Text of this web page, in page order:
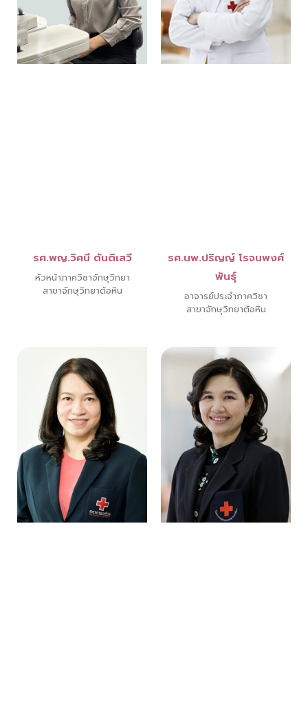
รศ.พญ.วิศนี ตันติเสวี
หัวหน้าภาควิชาจักษุวิทยา
สาขาจักษุวิทยาต้อหิน
รศ.นพ.ปริญญ์ โรจนพงศ์
พันธุ์
อาจารย์ประจำภาควิชา
สาขาจักษุวิทยาต้อหิน